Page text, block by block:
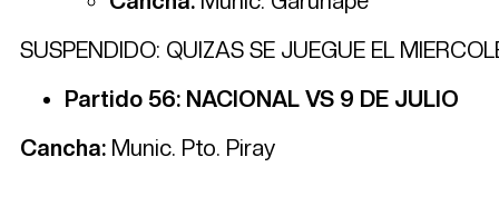
SUSPENDIDO: QUIZAS SE JUEGUE EL
Partido 56: NACIONAL VS 9 DE JULIO
Cancha: Munic. Pto. Piray